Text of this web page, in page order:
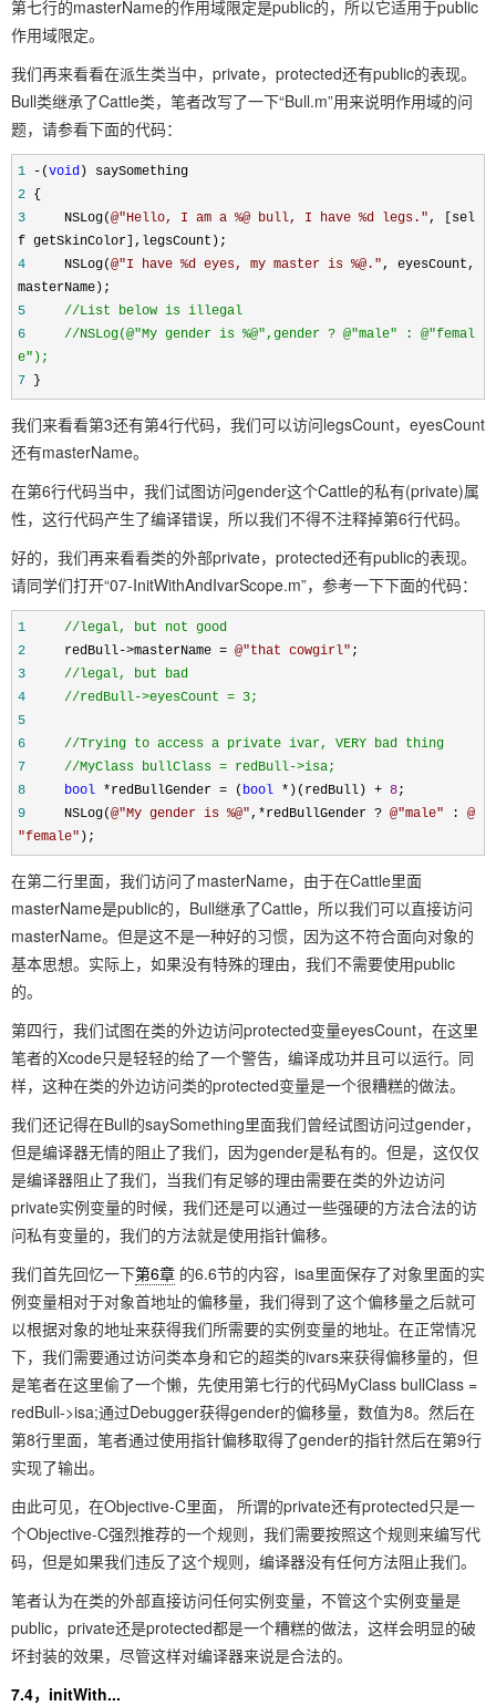
第七行的masterName的作用域限定是public的，所以它适用于public
作用域限定。
我们再来看看在派生类当中，private，protected还有public的表现。
Bull类继承了Cattle类，笔者改写了一下“Bull.m”用来说明作用域的问
题，请参看下面的代码：
1 - (void) saySomething
2 {
3
NSLog(@"Hello, I am a %@ bull, I have %d legs. ", [sel
f getSkinColor],legsCount);
4
NSLog(@"I have %d eyes, my master is %@. ", eyesCount,
masterName);
5
//List below is illegal
6
//NSLog(@"My gender is %@",gender ? @"male" : @"femal
e");
7 }
我们来看看第3还有第4行代码，我们可以访问legsCount，eyesCount
还有masterName。
在第6行代码当中，我们试图访问gender这个Cattle的私有(private)属
性，这行代码产生了编译错误，所以我们不得不注释掉第6行代码。
好的，我们再来看看类的外部private，protected还有public的表现。
请同学们打开“07-InitWithAndIvarScope.m”，参考一下下面的代码：
1 //legal, but not good
2
redBull->masterName = @"that cowgirl" ;
3
//legal, but bad
4
//redBull->eyesCount = 3;
5
6
//Trying to access a private ivar, VERY bad thing
7
//MyClass bullClass = redBull->isa;
8
bool *redBullGender = ( bool * )(redBull) + 8;
9
NSLog(@"My gender is %@", *redBullGender ? @"male" : @
"female" );
在第二行里面，我们访问了masterName，由于在Cattle里面
masterName是public的，Bull继承了Cattle，所以我们可以直接访问
masterName。但是这不是一种好的习惯，因为这不符合面向对象的
基本思想。实际上，如果没有特殊的理由，我们不需要使用public
的。
第四行，我们试图在类的外边访问protected变量eyesCount，在这里
笔者的Xcode只是轻轻的给了一个警告，编译成功并且可以运行。同
样，这种在类的外边访问类的protected变量是一个很糟糕的做法。
我们还记得在Bull的saySomething里面我们曾经试图访问过gender，
但是编译器无情的阻止了我们，因为gender是私有的。但是，这仅仅
是编译器阻止了我们，当我们有足够的理由需要在类的外边访问
private实例变量的时候，我们还是可以通过一些强硬的方法合法的访
问私有变量的，我们的方法就是使用指针偏移。
我们首先回忆一下第6章 的6.6节的内容，isa里面保存了对象里面的实
例变量相对于对象首地址的偏移量，我们得到了这个偏移量之后就可
以根据对象的地址来获得我们所需要的实例变量的地址。在正常情况
下，我们需要通过访问类本身和它的超类的ivars来获得偏移量的，但
是笔者在这里偷了一个懒，先使用第七行的代码MyClass bullClass =
redBull->isa;通过Debugger获得gender的偏移量，数值为8。然后在
第8行里面，笔者通过使用指针偏移取得了gender的指针然后在第9行
实现了输出。
由此可见，在Objective-C里面， 所谓的private还有protected只是一
个Objective-C强烈推荐的一个规则，我们需要按照这个规则来编写代
码，但是如果我们违反了这个规则，编译器没有任何方法阻止我们。
笔者认为在类的外部直接访问任何实例变量，不管这个实例变量是
public，private还是protected都是一个糟糕的做法，这样会明显的破
坏封装的效果，尽管这样对编译器来说是合法的。
7.4，initWith...